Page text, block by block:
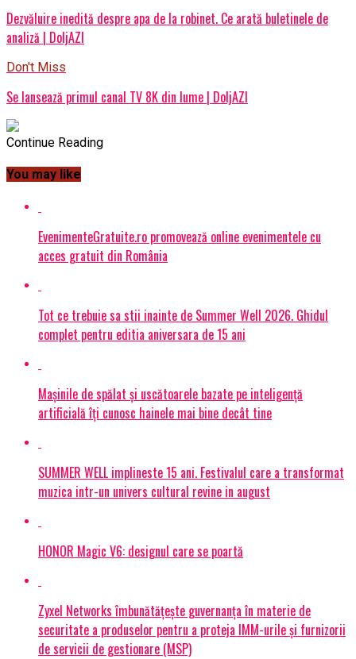
Dezvăluire inedită despre apa de la robinet. Ce arată buletinele de
analiză | DoljAZI
Don't Miss
Se lansează primul canal TV 8K din lume | DoljAZI
Continue Reading
You may like
EvenimenteGratuite.ro promovează online evenimentele cu
acces gratuit din România
Tot ce trebuie sa stii inainte de Summer Well 2026. Ghidul
complet pentru editia aniversara de 15 ani
Mașinile de spălat și uscătoarele bazate pe inteligență
artificială îți cunosc hainele mai bine decât tine
SUMMER WELL implineste 15 ani. Festivalul care a transformat
muzica intr-un univers cultural revine in august
HONOR Magic V6: designul care se poartă
Zyxel Networks îmbunătățește guvernanța în materie de
securitate a produselor pentru a proteja IMM-urile și furnizorii
de servicii de gestionare (MSP)